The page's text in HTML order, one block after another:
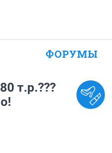
ФОРУМЫ
т.р.???